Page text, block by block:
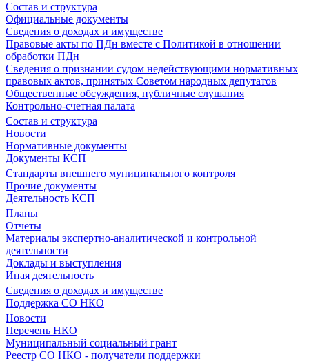
Состав и структура
Официальные документы
Сведения о доходах и имуществе
Правовые акты по ПДн вместе с Политикой в отношении
обработки ПДн
Сведения о признании судом недействующими нормативных
правовых актов, принятых Советом народных депутатов
Общественные обсуждения, публичные слушания
Контрольно-счетная палата
Состав и структура
Новости
Нормативные документы
Документы КСП
Стандарты внешнего муниципального контроля
Прочие документы
Деятельность КСП
Планы
Отчеты
Материалы экспертно-аналитической и контрольной
деятельности
Доклады и выступления
Иная деятельность
Сведения о доходах и имуществе
Поддержка СО НКО
Новости
Перечень НКО
Муниципальный социальный грант
Реестр СО НКО - получатели поддержки